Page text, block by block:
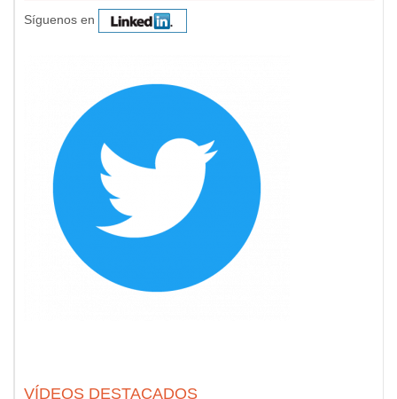
Síguenos en
VÍDEOS DESTACADOS